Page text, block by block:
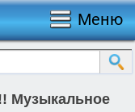
Меню
Музыкальное